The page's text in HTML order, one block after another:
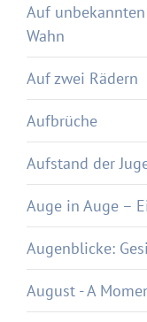
Auf
Wahn
Auf zwei Rädern
Aufbrüche
Aufstand der
Auge in Auge –
Augenblicke:
August - A